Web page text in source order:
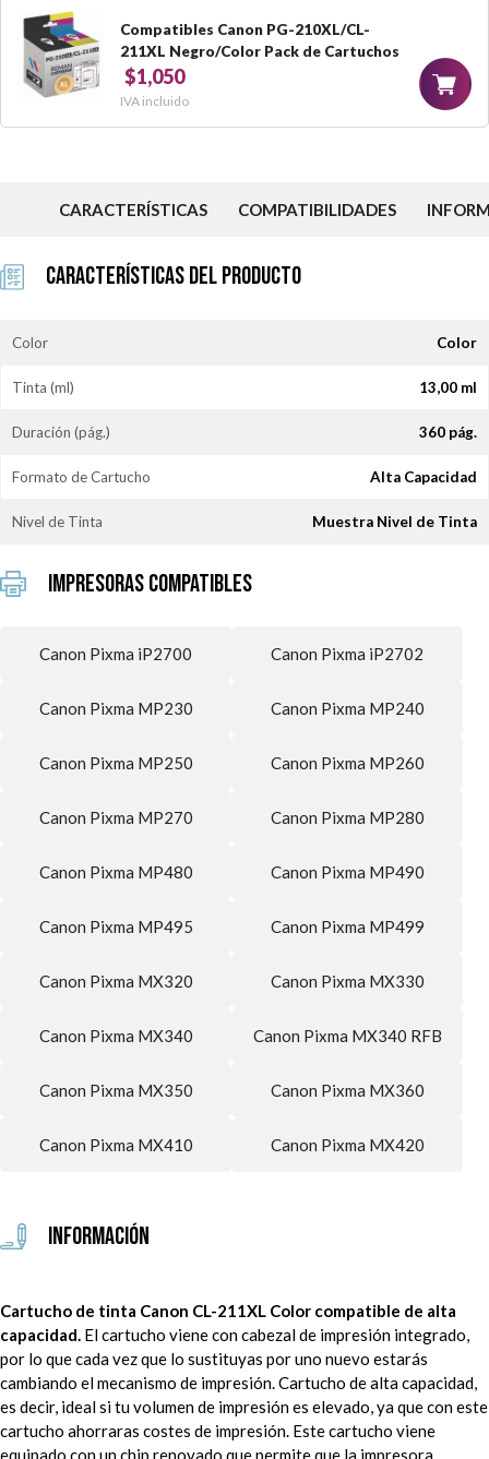
Compatibles Canon PG-210XL/CL-
211XL Negro/Color Pack de Cartuchos
$1,050
IVA incluido
CARACTERÍSTICAS COMPATIBILIDADES
Características del Producto
Color Color
Tinta (ml) 13,00 ml
Duración (pág.) 360 pág.
Formato de Cartucho Alta Capacidad
Nivel de Tinta Muestra Nivel de Tinta
Impresoras Compatibles
Canon Pixma iP2700 Canon Pixma iP2702
Canon Pixma MP230 Canon Pixma MP240
Canon Pixma MP250 Canon Pixma MP260
Canon Pixma MP270 Canon Pixma MP280
Canon Pixma MP480 Canon Pixma MP490
Canon Pixma MP495 Canon Pixma MP499
Canon Pixma MX320 Canon Pixma MX330
Canon Pixma MX340 Canon Pixma MX340 RFB
Canon Pixma MX350 Canon Pixma MX360
Canon Pixma MX410 Canon Pixma MX420
Información
Cartucho de tinta Canon CL-211XL Color compatible de alta
capacidad. El cartucho viene con cabezal de impresión integrado,
por lo que cada vez que lo sustituyas por uno nuevo estarás
cambiando el mecanismo de impresión. Cartucho de alta capacidad,
es decir, ideal si tu volumen de impresión es elevado, ya que con este
cartucho ahorraras costes de impresión. Este cartucho viene
equipado con un chip renovado que permite que la impresora